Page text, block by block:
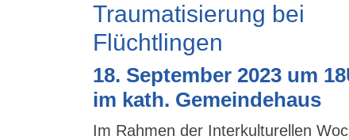
Traumatisierung bei
Flüchtlingen
18. September 2023 um
im kath. Gemeindehaus
Im Rahmen der Interkulturellen